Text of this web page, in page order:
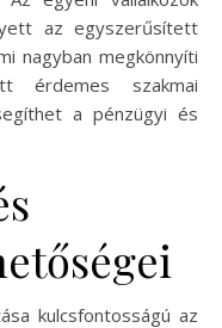
az egyszerűsített
nagyban megkönnyíti
érdemes szakmai
a pénzügyi és
kulcsfontosságú az